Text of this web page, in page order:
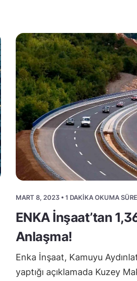
MART 8, 2023 • 1 DAKIKA OKUMA
ENKA İnşaat’tan
Anlaşma!
Enka İnşaat, Kamuyu
yaptığı açıklamada Kuzey